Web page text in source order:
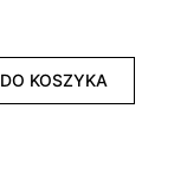
DO KOSZYKA